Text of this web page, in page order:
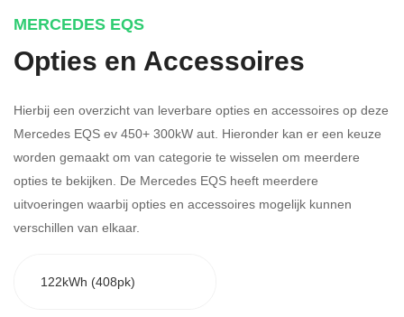
MERCEDES EQS
Opties en Accessoires
Hierbij een overzicht van leverbare opties en accessoires op deze
Mercedes EQS ev 450+ 300kW aut. Hieronder kan er een keuze
worden gemaakt om van categorie te wisselen om meerdere
opties te bekijken. De Mercedes EQS heeft meerdere
uitvoeringen waarbij opties en accessoires mogelijk kunnen
verschillen van elkaar.
122kWh (408pk)